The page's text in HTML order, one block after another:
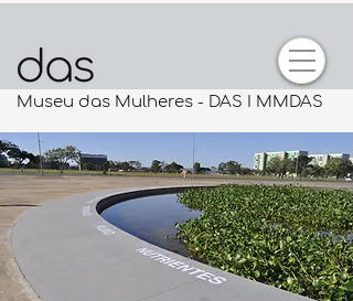
Museu das Mulheres - DAS I MMDAS